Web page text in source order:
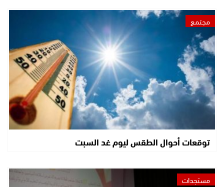
مجتمع
توقعات أحوال الطقس ليوم غد السبت
مستجدات